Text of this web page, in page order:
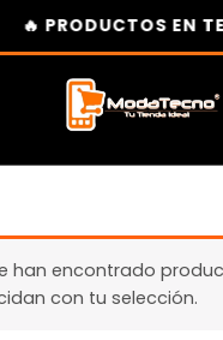
🔥 PRODUCTOS EN
han encontrado
con tu selección.